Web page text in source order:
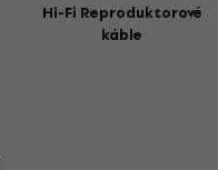
Hi-Fi Reproduktorové
káble